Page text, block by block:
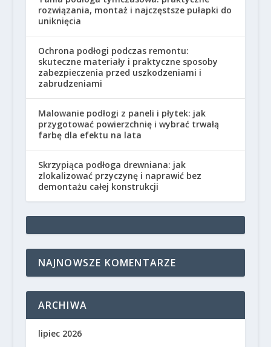
rozwiązania, montaż i najczęstsze pułapki do
uniknięcia
Ochrona podłogi podczas remontu:
skuteczne materiały i praktyczne sposoby
zabezpieczenia przed uszkodzeniami i
zabrudzeniami
Malowanie podłogi z paneli i płytek: jak
przygotować powierzchnię i wybrać trwałą
farbę dla efektu na lata
Skrzypiąca podłoga drewniana: jak
zlokalizować przyczynę i naprawić bez
demontażu całej konstrukcji
NAJNOWSZE KOMENTARZE
ARCHIWA
lipiec 2026